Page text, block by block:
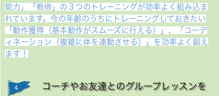
能力」「戦術」の３つのトレーニングが効率よく組み込ま
れています。今の年齢のうちにトレーニングしておきたい
「動作獲得（基本動作がスムーズに行える）」、「コーデ
ィネーション（複雑に体を連動させる）」を効率よく鍛え
ます！
コーチやお友達とのグループレッスンを